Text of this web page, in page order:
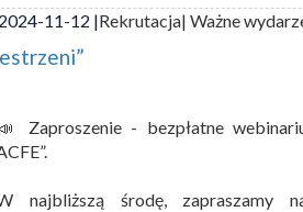
2024-11-12 |Rekrutacja| Ważne
Zaproszenie - bezpłatne
najbliższą środę, zapraszamy